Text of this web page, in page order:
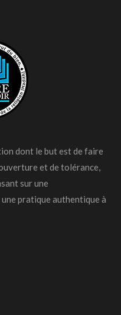
dont le but est de faire
et de tolérance,
sur une
pratique authentique à